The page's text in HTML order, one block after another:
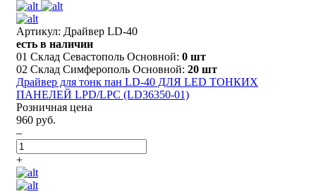
Артикул: Драйвер LD-40
есть в наличии
01 Склад Севастополь Основной: 0 шт
02 Склад Симферополь Основной: 20 шт
Драйвер для тонк пан LD-40 ДЛЯ LED ТОНКИХ
ПАНЕЛЕЙ LPD/LPC (LD36350-01)
Розничная цена
960 руб.
–
+